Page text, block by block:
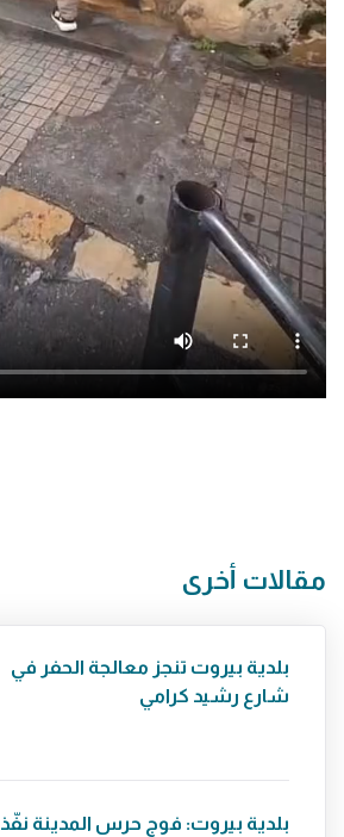
مقالات أخرى
بلدية بيروت تنجز معالجة الحفر في
شارع رشيد كرامي
بلدية بيروت: فوج حرس المدينة نفّذ